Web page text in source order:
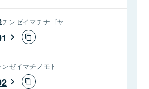
チンゼイマチナゴヤ
ンゼイマチノモト